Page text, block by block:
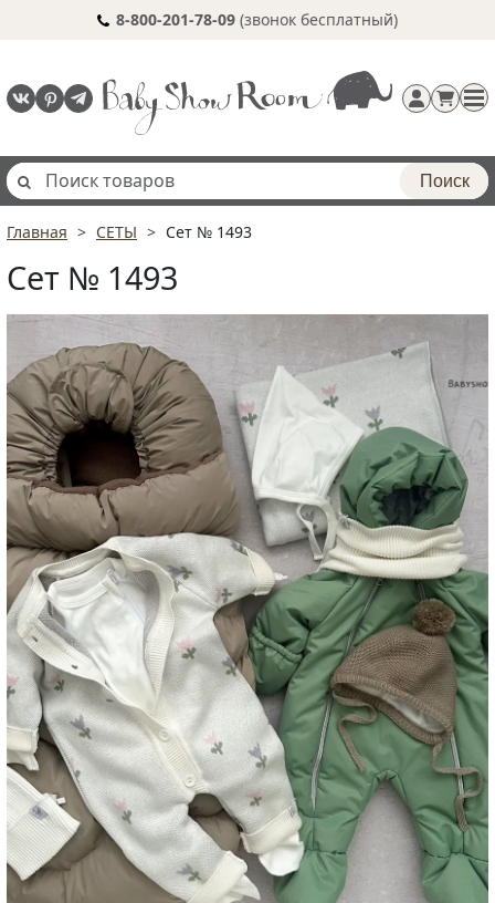
8-800-201-78-09 (звонок бесплатный)
Поиск
Главная СЕТЫ Сет № 1493
Сет № 1493